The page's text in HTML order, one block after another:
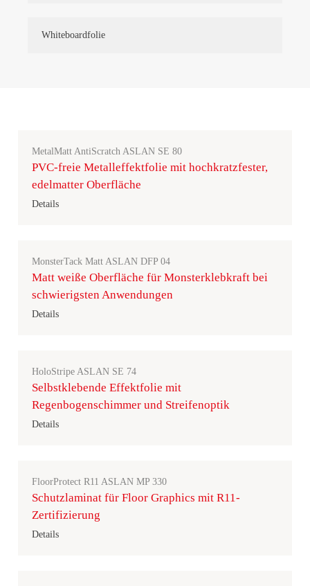
Whiteboardfolie
MetalMatt AntiScratch ASLAN SE 80
PVC-freie Metalleffektfolie mit hochkratzfester,
edelmatter Oberfläche
Details
MonsterTack Matt ASLAN DFP 04
Matt weiße Oberfläche für Monsterklebkraft bei
schwierigsten Anwendungen
Details
HoloStripe ASLAN SE 74
Selbstklebende Effektfolie mit
Regenbogenschimmer und Streifenoptik
Details
FloorProtect R11 ASLAN MP 330
Schutzlaminat für Floor Graphics mit R11-
Zertifizierung
Details